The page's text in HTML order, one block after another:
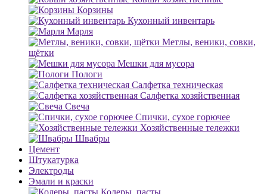
Корзины
Кухонный инвентарь
Марля
Метлы, веники, совки,
щётки
Мешки для мусора
Пологи
Салфетка техническая
Салфетка хозяйственная
Свеча
Спички, сухое горючее
Хозяйственные тележки
Швабры
Цемент
Штукатурка
Электроды
Эмали и краски
Колеры, пасты